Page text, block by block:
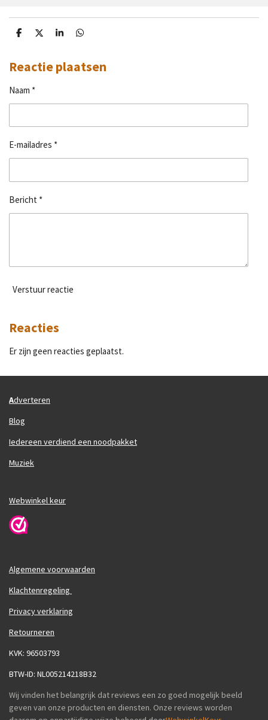
D
e
n
D
l
S
r
e
D
e
n
Reactie plaatsen
Naam *
E-mailadres *
Bericht *
Verstuur reactie
Reacties
Er zijn geen reacties geplaatst.
Adverteren
Blog
Iedereen verdiend een noodpakket
Muziek
Webwinkel keur
Algemene voorwaarden
Klachtenregeling
Privacy verklaring
Retourneren
KVK: 96503793
BTW-ID: NL005214218B32
Wij vinden het belangrijk dat reviews een zo goed mogelijk beeld
geven van onze producten en diensten. Onze reviews worden